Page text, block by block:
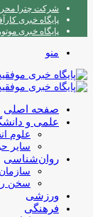
شرکت چترا
پایگاه خبری
پایگاه خبری
منو
صفحه اصلی
علمی و
علوم
سایر
روان‌شناسی
سخن
ورزشی
فرهنگی